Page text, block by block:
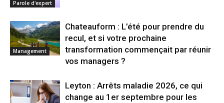
Parole d'expert
Management
Chateauform : L’été pour prendre du
recul, et si votre prochaine
transformation commençait par réunir
vos managers ?
Leyton : Arrêts maladie 2026, ce qui
change au 1er septembre pour les